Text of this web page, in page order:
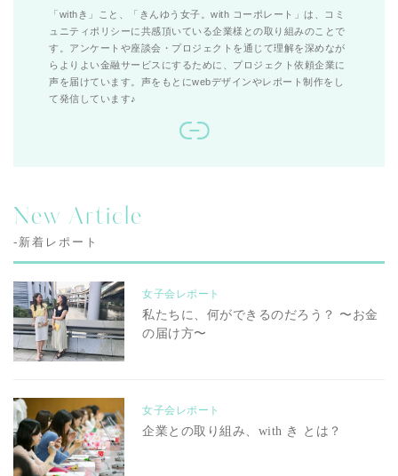
「withき」こと、「きんゆう女子。with コーポレート」は、コミ
ュニティポリシーに共感頂いている企業様との取り組みのことで
す。アンケートや座談会・プロジェクトを通じて理解を深めなが
らよりよい金融サービスにするために、プロジェクト依頼企業に
声を届けています。声をもとにwebデザインやレポート制作をし
て発信しています♪
New Article
-新着レポート
女子会レポート
私たちに、何ができるのだろう？ 〜お金
の届け方〜
女子会レポート
企業との取り組み、with き とは？